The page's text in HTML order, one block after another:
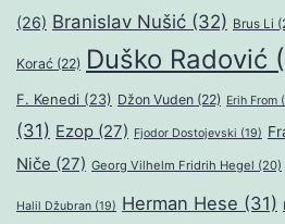
(26) Branislav Nušić (32) Brus Li
Korać (22) Duško Radović
F. Kenedi (23) Džon Vuden (22) Erih From
(31) Ezop (27) Fjodor Dostojevski (19)
Niče (27) Georg Vilhelm Fridrih Hegel (20)
Halil Džubran (19) Herman Hese (31)